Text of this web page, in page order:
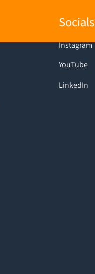
Socials
Instagram
YouTube
LinkedIn